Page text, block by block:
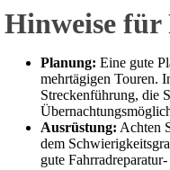
Hinweise
Planung: Eine gute
mehrtägigen Touren.
Streckenführung, die
Ausrüstung: Achten
dem
gute